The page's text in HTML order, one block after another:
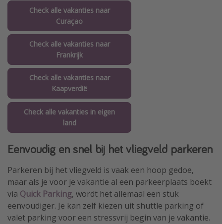
Check alle vakanties naar
Curaçao
Check alle vakanties naar
Frankrijk
Check alle vakanties naar
Kaapverdië
Check alle vakanties in eigen
land
Eenvoudig en snel bij het vliegveld parkeren
Parkeren bij het vliegveld is vaak een hoop gedoe,
maar als je voor je vakantie al een parkeerplaats boekt
via Quick Parking, wordt het allemaal een stuk
eenvoudiger. Je kan zelf kiezen uit shuttle parking of
valet parking voor een stressvrij begin van je vakantie.